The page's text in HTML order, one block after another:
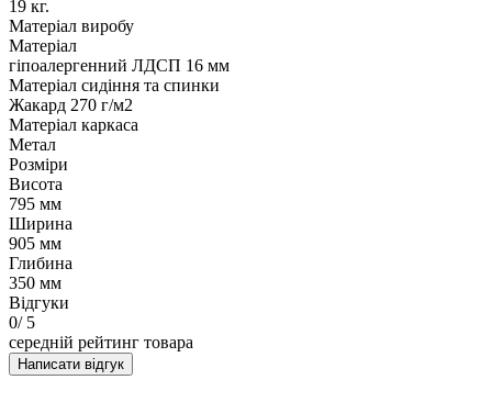
19 кг.
Матеріал виробу
Матеріал
гіпоалергенний ЛДСП 16 мм
Матеріал сидіння та спинки
Жакард 270 г/м2
Матеріал каркаса
Метал
Розміри
Висота
795 мм
Ширина
905 мм
Глибина
350 мм
Відгуки
0/ 5
середній рейтинг товара
Написати відгук